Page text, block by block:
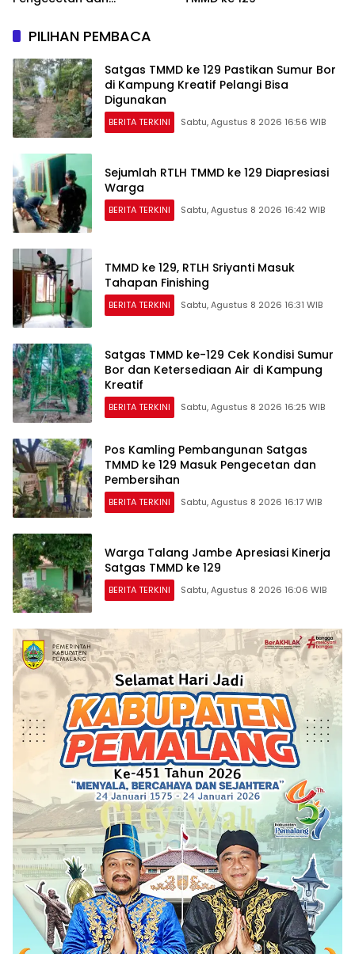
PILIHAN PEMBACA
Satgas TMMD ke 129 Pastikan Sumur Bor
di Kampung Kreatif Pelangi Bisa
Digunakan
BERITA TERKINI Sabtu, Agustus 8 2026 16:56 WIB
Sejumlah RTLH TMMD ke 129 Diapresiasi
Warga
BERITA TERKINI Sabtu, Agustus 8 2026 16:42 WIB
TMMD ke 129, RTLH Sriyanti Masuk
Tahapan Finishing
BERITA TERKINI Sabtu, Agustus 8 2026 16:31 WIB
Satgas TMMD ke-129 Cek Kondisi Sumur
Bor dan Ketersediaan Air di Kampung
Kreatif
BERITA TERKINI Sabtu, Agustus 8 2026 16:25 WIB
Pos Kamling Pembangunan Satgas
TMMD ke 129 Masuk Pengecetan dan
Pembersihan
BERITA TERKINI Sabtu, Agustus 8 2026 16:17 WIB
Warga Talang Jambe Apresiasi Kinerja
Satgas TMMD ke 129
BERITA TERKINI Sabtu, Agustus 8 2026 16:06 WIB